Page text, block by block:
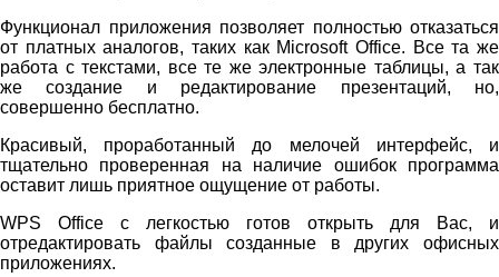
Функционал приложения позволяет полностью отказаться
от платных аналогов, таких как Microsoft Office. Все та же
работа с текстами, все те же электронные таблицы, а так
же создание и редактирование презентаций, но,
совершенно бесплатно.
Красивый, проработанный до мелочей интерфейс, и
тщательно проверенная на наличие ошибок программа
оставит лишь приятное ощущение от работы.
WPS Office с легкостью готов открыть для Вас, и
отредактировать файлы созданные в других офисных
приложениях.